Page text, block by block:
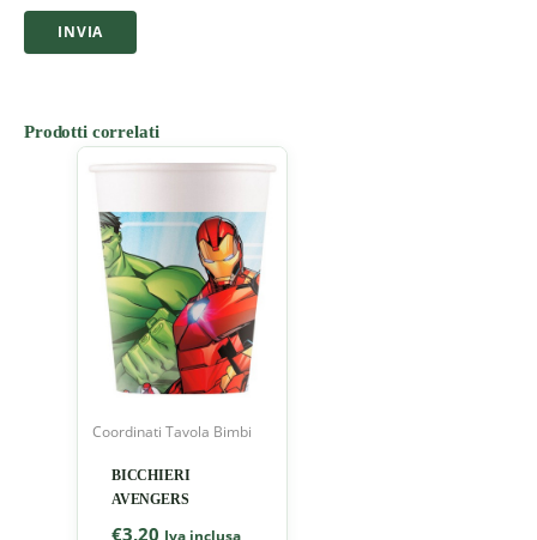
Prodotti correlati
Coordinati Tavola Bimbi
BICCHIERI
AVENGERS
€3,20 Iva inclusa